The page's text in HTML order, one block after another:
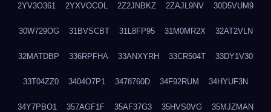
2YV3O361 2YXVOCOL 2Z2JNBKZ 2ZAJL9NV 30D5VUM9
30W729OG 31BVSCBT 31L8FP95 31M0MR2X 32AT2VLN
32MATDBP 336RPFHA 33ANXYRH 33CR504T 33DY1V30
33T04ZZ0 3404O7P1 3478760D 34F92RUM 34HYUF3N
34Y7PBO1 357AGF1F 35AF37G3 35HVS0VG 35MJZMAN